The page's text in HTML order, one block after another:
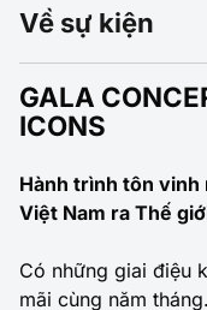
Về sự kiện
GALA
ICONS
Hành trình tôn
Việt Nam ra Thế
Có những giai điệu
mãi cùng năm tháng.